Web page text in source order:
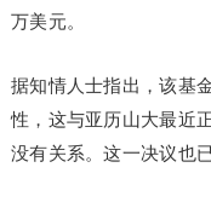
万美元。
据知情人士指出，该基
性，这与亚历山大最近
没有关系。这一决议也